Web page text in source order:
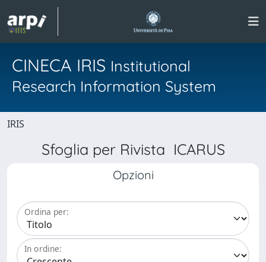
CINECA IRIS Institutional
Research Information System
IRIS
Sfoglia per Rivista ICARUS
Opzioni
Ordina per:
In ordine: